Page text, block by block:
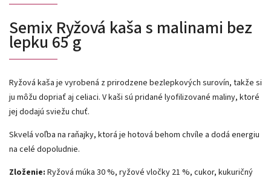
Semix Ryžová kaša s malinami bez
lepku 65 g
Ryžová kaša je vyrobená z prirodzene bezlepkových surovín, takže si
ju môžu dopriať aj celiaci. V kaši sú pridané lyofilizované maliny, ktoré
jej dodajú sviežu chuť.
Skvelá voľba na raňajky, ktorá je hotová behom chvíle a dodá energiu
na celé dopoludnie.
Zloženie: Ryžová múka 30 %, ryžové vločky 21 %, cukor, kukuričný